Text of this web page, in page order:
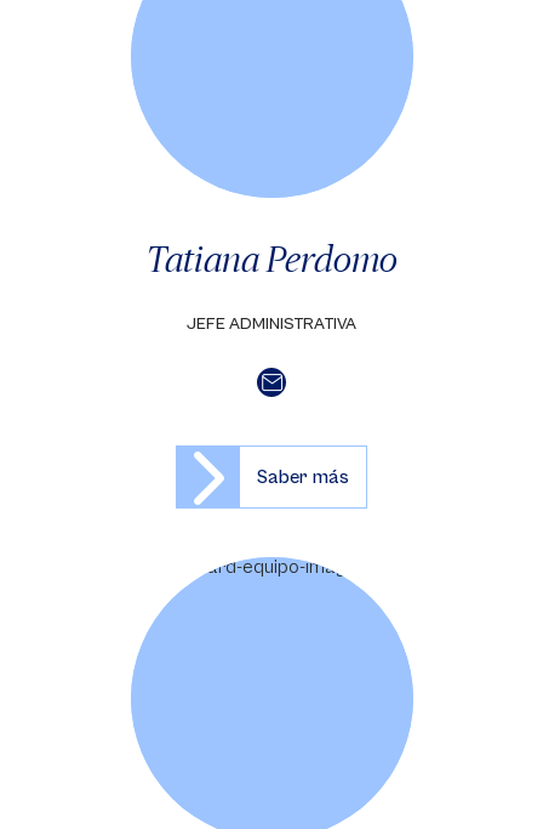
Tatiana Perdomo
JEFE ADMINISTRATIVA
Saber más